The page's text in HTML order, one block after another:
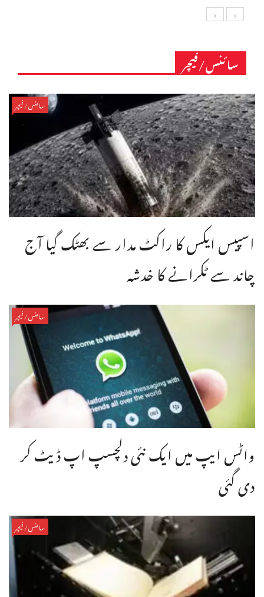
سائنس/فیچر
سائنس/فیچر
اسپیس ایکس کا راکٹ مدار سے بھٹک گیا آج
چاند سے ٹکرانے کا خدشہ
سائنس/فیچر
واٹس ایپ میں ایک نئی دلچسپ اپ ڈیٹ کر
دی گئی
سائنس/فیچر